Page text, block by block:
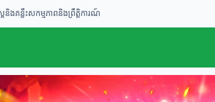
និងគន្លឹះសកម្មភាពនិងព្រឹត្តិការណ៍